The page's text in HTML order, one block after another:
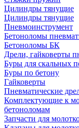
Цилиндры тянущие
Цилиндры тянущие
Пневмоинструмент
Бетоноломы
Бетоноломы БК
Дрели, гайковерты
Буры для скальных
Буры по бетону
Гайковерты
Пневматические
Комплектующие к
бетоноломам
Запчасти для